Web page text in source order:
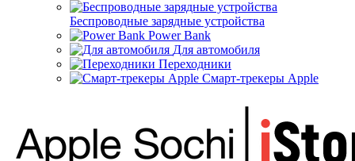
Беспроводные зарядные устройства
Power Bank
Для автомобиля
Переходники
Смарт-трекеры Apple